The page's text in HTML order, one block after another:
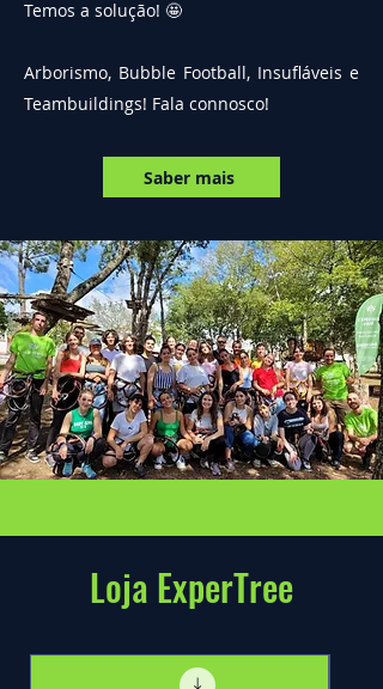
Temos a solução! 🤩
Arborismo, Bubble Football, Insufláveis e
Teambuildings! Fala connosco!
Saber mais
Loja ExperTree